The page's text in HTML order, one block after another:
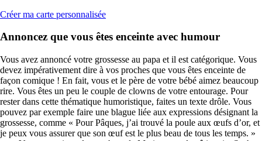
Créer ma carte personnalisée
Annoncez que vous êtes enceinte avec humour
Vous avez annoncé votre grossesse au papa et il est catégorique. Vous
devez impérativement dire à vos proches que vous êtes enceinte de
façon comique ! En fait, vous et le père de votre bébé aimez beaucoup
rire. Vous êtes un peu le couple de clowns de votre entourage. Pour
rester dans cette thématique humoristique, faites un texte drôle. Vous
pouvez par exemple faire une blague liée aux expressions désignant la
grossesse, comme « Pour Pâques, j’ai trouvé la poule aux œufs d’or, et
je peux vous assurer que son œuf est le plus beau de tous les temps. »